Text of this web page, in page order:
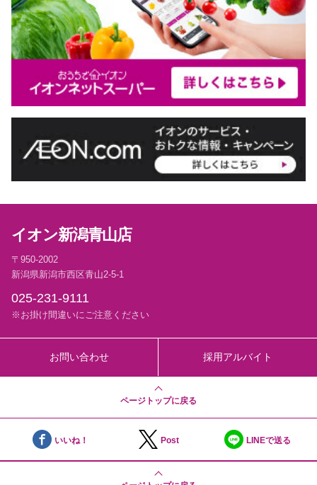
イオン新潟青山店
〒950-2002
新潟県新潟市西区青山2-5-1
025-231-9111
※お掛け間違いにご注意ください
お問い合わせ 採用アルバイト
ページトップに戻る
いいね！ Post LINEで送る